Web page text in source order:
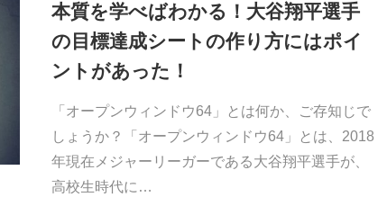
本質を学べばわかる！大谷翔平選手
の目標達成シートの作り方にはポイ
ントがあった！
「オープンウィンドウ64」とは何か、ご存知じで
しょうか？「オープンウィンドウ64」とは、2018
年現在メジャーリーガーである大谷翔平選手が、
高校生時代に…